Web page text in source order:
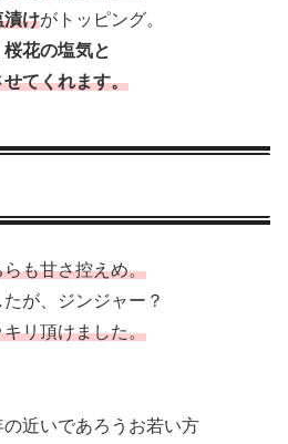
漬けがトッピング。
桜花の塩気と
てくれます。
も甘さ控えめ。
が、ジンジャー？
リ頂けました。
近いであろうお若い方